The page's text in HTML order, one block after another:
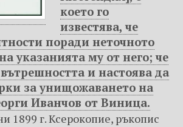
което го
известява, че
поради неточното
указанията му от него; че
и настоява да
за унищожаването на
Иванчов от Виница.
1899 г. Ксерокопие, ръкопис